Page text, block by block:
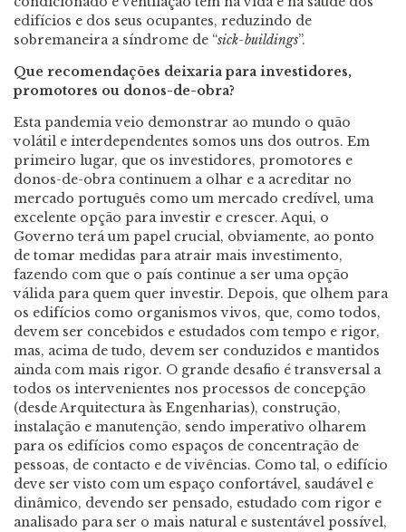
edifícios e dos seus ocupantes, reduzindo de
sobremaneira a síndrome de “sick-buildings”.
Que recomendações deixaria para investidores,
promotores ou donos-de-obra?
Esta pandemia veio demonstrar ao mundo o quão
volátil e interdependentes somos uns dos outros. Em
primeiro lugar, que os investidores, promotores e
donos-de-obra continuem a olhar e a acreditar no
mercado português como um mercado credível, uma
excelente opção para investir e crescer. Aqui, o
Governo terá um papel crucial, obviamente, ao ponto
de tomar medidas para atrair mais investimento,
fazendo com que o país continue a ser uma opção
válida para quem quer investir. Depois, que olhem para
os edifícios como organismos vivos, que, como todos,
devem ser concebidos e estudados com tempo e rigor,
mas, acima de tudo, devem ser conduzidos e mantidos
ainda com mais rigor. O grande desafio é transversal a
todos os intervenientes nos processos de concepção
(desde Arquitectura às Engenharias), construção,
instalação e manutenção, sendo imperativo olharem
para os edifícios como espaços de concentração de
pessoas, de contacto e de vivências. Como tal, o edifício
deve ser visto com um espaço confortável, saudável e
dinâmico, devendo ser pensado, estudado com rigor e
analisado para ser o mais natural e sustentável possível,